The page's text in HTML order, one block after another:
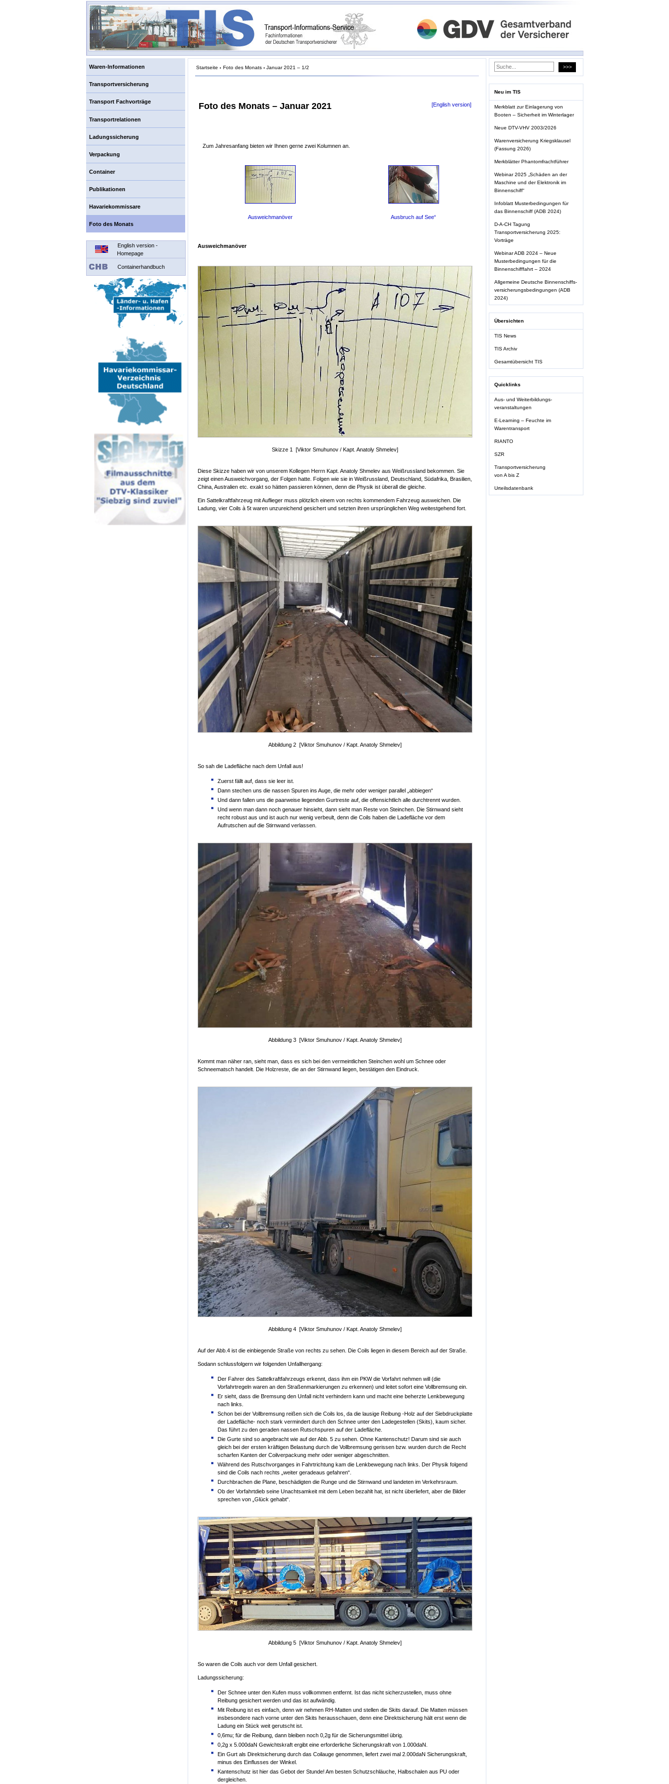
Waren-Informationen
Transportversicherung
Transport Fachvorträge
Transportrelationen
Ladungssicherung
Verpackung
Container
Publikationen
Havariekommissare
Foto des Monats
English version -
Homepage
Containerhandbuch
Startseite › Foto des Monats › Januar 2021 – 1/2
Foto des Monats – Januar 2021 [English version]
Zum Jahresanfang bieten wir Ihnen gerne zwei Kolumnen an.
Ausweichmanöver Ausbruch auf See“
Ausweichmanöver
Skizze 1 [Viktor Smuhunov / Kapt. Anatoly Shmelev]
Diese Skizze haben wir von unserem Kollegen Herrn Kapt. Anatoly Shmelev aus Weißrussland bekommen. Sie
zeigt einen Ausweichvorgang, der Folgen hatte. Folgen wie sie in Weißrussland, Deutschland, Südafrika, Brasilien,
China, Australien etc. exakt so hätten passieren können, denn die Physik ist überall die gleiche.
Ein Sattelkraftfahrzeug mit Auflieger muss plötzlich einem von rechts kommendem Fahrzeug ausweichen. Die
Ladung, vier Coils à 5t waren unzureichend gesichert und setzten ihren ursprünglichen Weg weitestgehend fort.
Abbildung 2 [Viktor Smuhunov / Kapt. Anatoly Shmelev]
So sah die Ladefläche nach dem Unfall aus!
Zuerst fällt auf, dass sie leer ist.
Dann stechen uns die nassen Spuren ins Auge, die mehr oder weniger parallel „abbiegen“
Und dann fallen uns die paarweise liegenden Gurtreste auf, die offensichtlich alle durchtrennt wurden.
Und wenn man dann noch genauer hinsieht, dann sieht man Reste von Steinchen. Die Stirnwand sieht
recht robust aus und ist auch nur wenig verbeult, denn die Coils haben die Ladefläche vor dem
Aufrutschen auf die Stirnwand verlassen.
Abbildung 3 [Viktor Smuhunov / Kapt. Anatoly Shmelev]
Kommt man näher ran, sieht man, dass es sich bei den vermeintlichen Steinchen wohl um Schnee oder
Schneematsch handelt. Die Holzreste, die an der Stirnwand liegen, bestätigen den Eindruck.
Abbildung 4 [Viktor Smuhunov / Kapt. Anatoly Shmelev]
Auf der Abb.4 ist die einbiegende Straße von rechts zu sehen. Die Coils liegen in diesem Bereich auf der Straße.
Sodann schlussfolgern wir folgenden Unfallhergang:
Der Fahrer des Sattelkraftfahrzeugs erkennt, dass ihm ein PKW die Vorfahrt nehmen will (die
Vorfahrtregeln waren an den Straßenmarkierungen zu erkennen) und leitet sofort eine Vollbremsung ein.
Er sieht, dass die Bremsung den Unfall nicht verhindern kann und macht eine beherzte Lenkbewegung
nach links.
Schon bei der Vollbremsung reißen sich die Coils los, da die lausige Reibung -Holz auf der Siebdruckplatte
der Ladefläche- noch stark vermindert durch den Schnee unter den Ladegestellen (Skits), kaum sicher.
Das führt zu den geraden nassen Rutschspuren auf der Ladefläche.
Die Gurte sind so angebracht wie auf der Abb. 5 zu sehen. Ohne Kantenschutz! Darum sind sie auch
gleich bei der ersten kräftigen Belastung durch die Vollbremsung gerissen bzw. wurden durch die Recht
scharfen Kanten der Coilverpackung mehr oder weniger abgeschnitten.
Während des Rutschvorganges in Fahrtrichtung kam die Lenkbewegung nach links. Der Physik folgend
sind die Coils nach rechts „weiter geradeaus gefahren“.
Durchbrachen die Plane, beschädigten die Runge und die Stirnwand und landeten im Verkehrsraum.
Ob der Vorfahrtdieb seine Unachtsamkeit mit dem Leben bezahlt hat, ist nicht überliefert, aber die Bilder
sprechen von „Glück gehabt“.
Abbildung 5 [Viktor Smuhunov / Kapt. Anatoly Shmelev]
So waren die Coils auch vor dem Unfall gesichert.
Ladungssicherung:
Der Schnee unter den Kufen muss vollkommen entfernt. Ist das nicht sicherzustellen, muss ohne
Reibung gesichert werden und das ist aufwändig.
Mit Reibung ist es einfach, denn wir nehmen RH-Matten und stellen die Skits darauf. Die Matten müssen
insbesondere nach vorne unter den Skits herausschauen, denn eine Direktsicherung hält erst wenn die
Ladung ein Stück weit gerutscht ist.
0,6mu; für die Reibung, dann bleiben noch 0,2g für die Sicherungsmittel übrig.
0,2g x 5.000daN Gewichtskraft ergibt eine erforderliche Sicherungskraft von 1.000daN.
Ein Gurt als Direktsicherung durch das Coilauge genommen, liefert zwei mal 2.000daN Sicherungskraft,
minus des Einflusses der Winkel.
Kantenschutz ist hier das Gebot der Stunde! Am besten Schutzschläuche, Halbschalen aus PU oder
dergleichen.
Neu im TIS
Merkblatt zur Einlagerung von
Booten – Sicherheit im Winterlager
Neue DTV-VHV 2003/2026
Warenversicherung Kriegsklausel
(Fassung 2026)
Merkblätter Phantomfrachtführer
Webinar 2025 „Schäden an der
Maschine und der Elektronik im
Binnenschiff“
Infoblatt Musterbedingungen für
das Binnenschiff (ADB 2024)
D-A-CH Tagung
Transportversicherung 2025:
Vorträge
Webinar ADB 2024 – Neue
Musterbedingungen für die
Binnenschifffahrt – 2024
Allgemeine Deutsche Binnenschiffs-
versicherungsbedingungen (ADB
2024)
Übersichten
TIS News
TIS Archiv
Gesamtübersicht TIS
Quicklinks
Aus- und Weiterbildungs-
veranstaltungen
E-Learning – Feuchte im
Warentransport
RIANTO
SZR
Transportversicherung
von A bis Z
Urteilsdatenbank